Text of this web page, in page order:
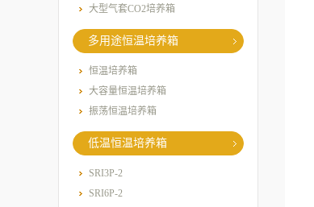
大型气套CO2培养箱
多用途恒温培养箱
恒温培养箱
大容量恒温培养箱
振荡恒温培养箱
低温恒温培养箱
SRI3P-2
SRI6P-2